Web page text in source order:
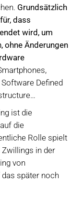
Grundsätzlich
dass
wird, um
ohne Änderungen
Defined
ist die
die
Rolle spielt
Zwillings in der
von
später noch